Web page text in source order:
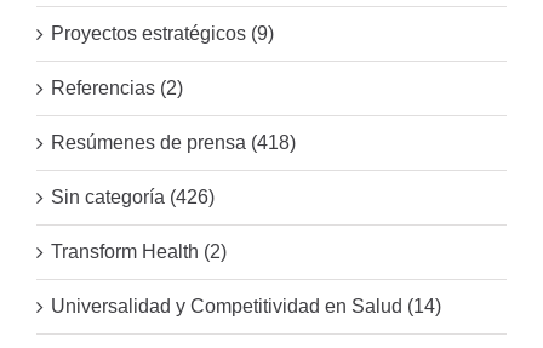
Proyectos estratégicos (9)
Referencias (2)
Resúmenes de prensa (418)
Sin categoría (426)
Transform Health (2)
Universalidad y Competitividad en Salud (14)